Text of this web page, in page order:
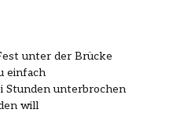
unter der Brücke
einfach
Stunden unterbrochen
will